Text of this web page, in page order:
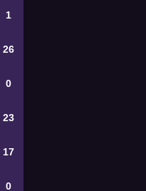
1
26
0
23
17
0